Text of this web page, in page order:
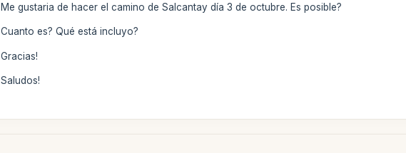
Me gustaria de hacer el camino de Salcantay día 3 de octubre. Es posible?
Cuanto es? Qué está incluyo?
Gracias!
Saludos!